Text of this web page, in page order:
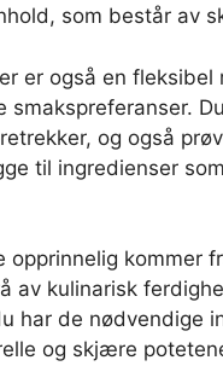
som består av
er også en
smakspreferanser.
og også
til ingredienser
opprinnelig kommer
av kulinarisk
har de nødvendige
og skjære